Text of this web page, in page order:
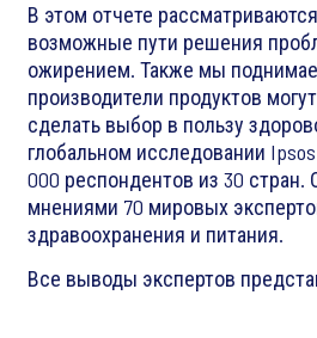
В этом отчете
возможные пути решения
ожирением. Также мы
производители продуктов
сделать выбор в пользу
глобальном исследовании
000 респондентов из 30 стран.
мнениями 70 мировых
здравоохранения и питания.
Все выводы экспертов